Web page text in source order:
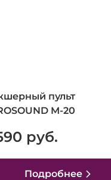
пульт
M-20
руб.
Подробнее